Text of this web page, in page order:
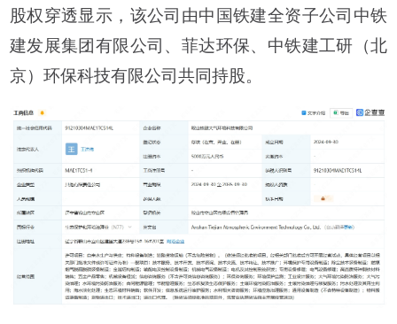
股权穿透显示，该公司由中国铁建全资子公司中铁
建发展集团有限公司、菲达环保、中铁建工研（北
京）环保科技有限公司共同持股。